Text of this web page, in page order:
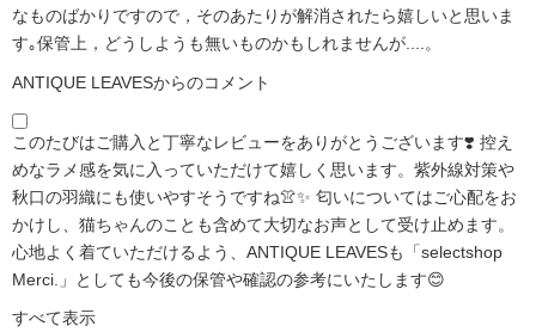
なものばかりですので，そのあたりが解消されたら嬉しいと思いま
す｡保管上，どうしようも無いものかもしれませんが....。
ANTIQUE LEAVESからのコメント
このたびはご購入と丁寧なレビューをありがとうございます❣️ 控え
めなラメ感を気に入っていただけて嬉しく思います。紫外線対策や
秋口の羽織にも使いやすそうですね👚✨ 匂いについてはご心配をお
かけし、猫ちゃんのことも含めて大切なお声として受け止めます。
心地よく着ていただけるよう、ANTIQUE LEAVESも「selectshop
Merci.」としても今後の保管や確認の参考にいたします😊
すべて表示